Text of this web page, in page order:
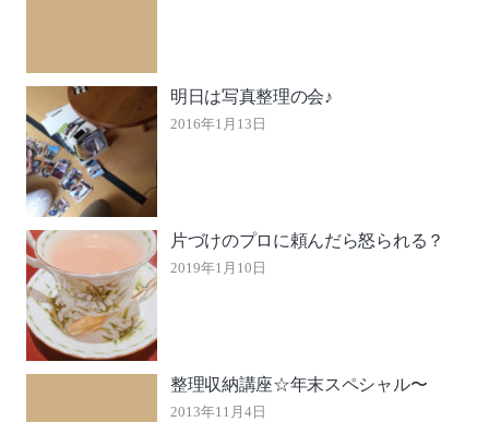
明日は写真整理の会♪
2016年1月13日
片づけのプロに頼んだら怒られる？
2019年1月10日
整理収納講座☆年末スペシャル〜
2013年11月4日